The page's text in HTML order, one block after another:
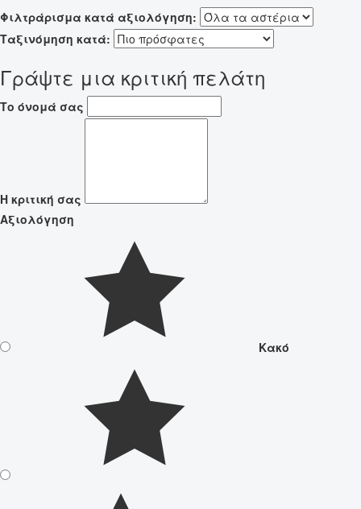
Φιλτράρισμα κατά αξιολόγηση:
Ταξινόμηση κατά:
Γράψτε μια κριτική πελάτη
Το όνομά σας
Η κριτική σας
Αξιολόγηση
Κακό